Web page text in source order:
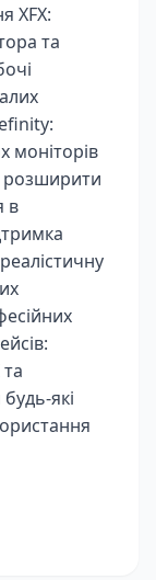
XFX:
та
моніторів
розширити
в
які